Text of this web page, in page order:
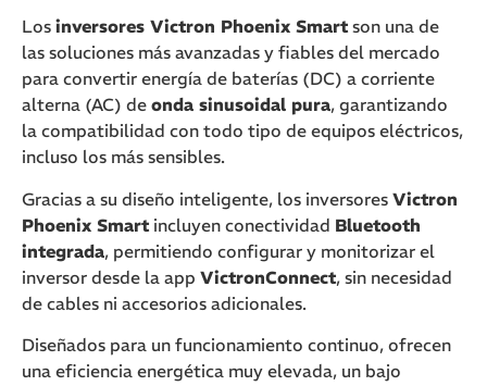
Los inversores Victron Phoenix Smartson una de
las soluciones más avanzadas y fiables del mercado
para convertir energía de baterías (DC) a corriente
alterna (AC) de onda sinusoidal pura, garantizando
la compatibilidad con todo tipo de equipos eléctricos,
incluso los más sensibles.
Gracias a su diseño inteligente, los inversores Victron
Phoenix Smart incluyen conectividad Bluetooth
integrada, permitiendo configurar y monitorizar el
inversor desde la app VictronConnect, sin necesidad
de cables ni accesorios adicionales.
Diseñados para un funcionamiento continuo, ofrecen
una eficiencia energética muy elevada, un bajo